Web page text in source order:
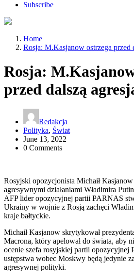
Subscribe
Home
Rosja: M.Kasjanow ostrzega przed
Rosja:
przed dalszą
Redakcja
Polityka, Świat
June 13, 2022
0 Comments
Rosyjski opozycjonista Michaił
agresywnymi działaniami Władimira
AFP lider opozycyjnej partii PARNAS
Ukrainy w wojnie z Rosją zachęci
kraje bałtyckie.
Michaił Kasjanow skrytykował
Macrona, który apelował do świata, aby
ocenie szefa rosyjskiej partii
ustępstwa wobec Moskwy będą jedynie
agresywnej polityki.